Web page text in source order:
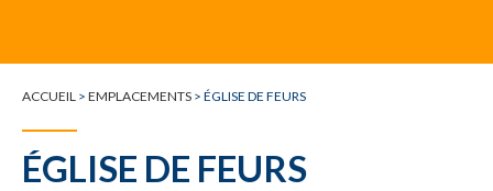
ACCUEIL > EMPLACEMENTS > ÉGLISE DE FEURS
ÉGLISE DE FEURS